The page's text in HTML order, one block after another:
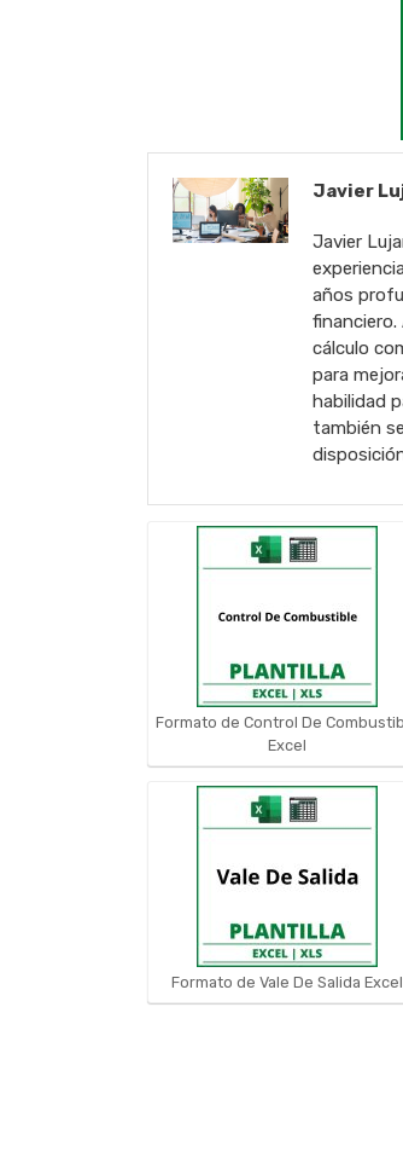
Javier
Javier
años
financiero.
cálculo
para
habilidad
también
Formato de Control De
Excel
Formato de Vale De Salida Excel